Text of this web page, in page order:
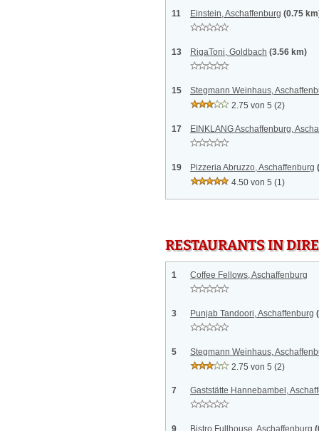
11 Einstein, Aschaffenburg (0.75
13 RigaToni, Goldbach (3.56 km)
15
Stegmann Weinhaus,
2.75 von 5 (2)
17 EINKLANG Aschaffenburg,
19 Pizzeria Abruzzo, Aschaffenburg
4.50 von 5 (1)
RESTAURANTS IN
1 Coffee Fellows, Aschaffenburg
3 Punjab Tandoori, Aschaffenburg
5
Stegmann Weinhaus,
2.75 von 5 (2)
7 Gaststätte Hannebambel,
9 Bistro Fullhouse, Aschaffenburg